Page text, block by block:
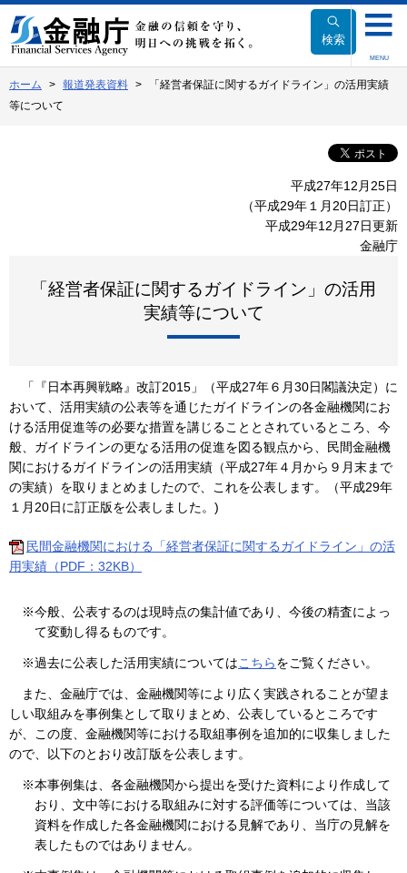
文
へ
動
検索
MENU
ホーム 報道発表資料
「経営者保証に関するガイドライン」の活用実績
等について
平成27年12月25日
（平成29年１月20日訂正）
平成29年12月27日更新
金融庁
「経営者保証に関するガイドライン」の活用
実績等について
「『日本再興戦略』改訂2015」（平成27年６月30日閣議決定）に
おいて、活用実績の公表等を通じたガイドラインの各金融機関にお
ける活用促進等の必要な措置を講じることとされているところ、今
般、ガイドラインの更なる活用の促進を図る観点から、民間金融機
関におけるガイドラインの活用実績（平成27年４月から９月末まで
の実績）を取りまとめましたので、これを公表します。（平成29年
１月20日に訂正版を公表しました。)
民間金融機関における「経営者保証に関するガイドライン」の活
用実績（PDF：32KB）
※今般、公表するのは現時点の集計値であり、今後の精査によっ
て変動し得るものです。
※過去に公表した活用実績についてはこちらをご覧ください。
また、金融庁では、金融機関等により広く実践されることが望ま
しい取組みを事例集として取りまとめ、公表しているところです
が、この度、金融機関等における取組事例を追加的に収集しました
ので、以下のとおり改訂版を公表します。
※本事例集は、各金融機関から提出を受けた資料により作成して
おり、文中等における取組みに対する評価等については、当該
資料を作成した各金融機関における見解であり、当庁の見解を
表したものではありません。